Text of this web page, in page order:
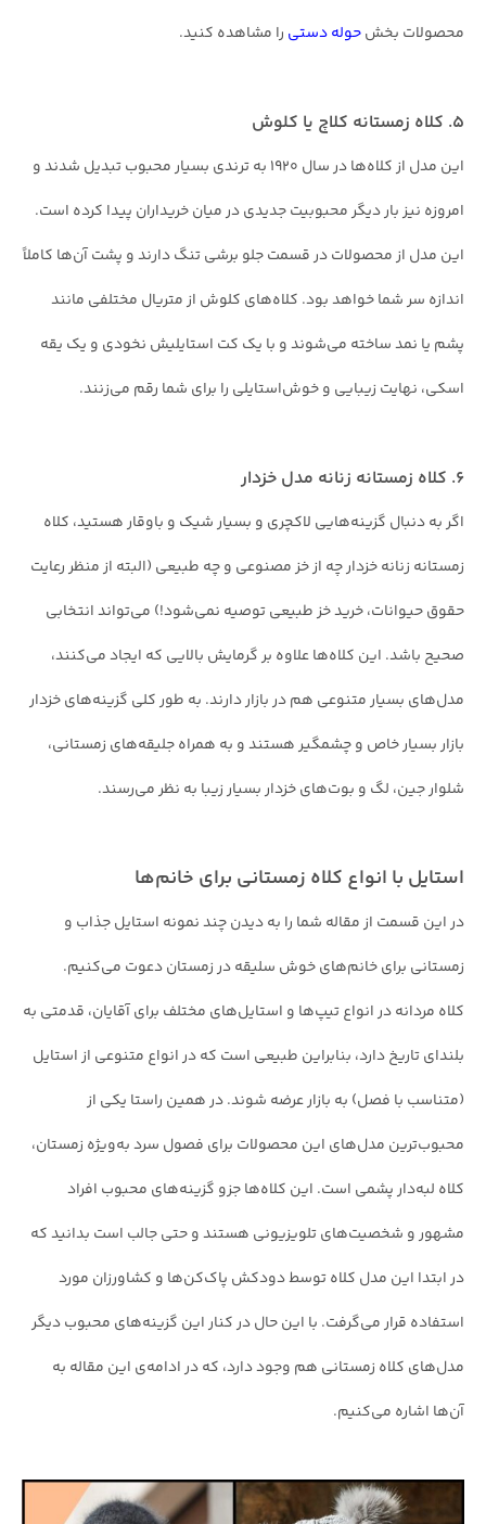
محصولات بخشحوله دستی را مشاهده کنید.
۵. کلاه زمستانه کلاچ یا کلوش
این مدل از کلاه‌ها در سال ۱۹۲۰ به ترندی بسیار محبوب تبدیل شدند و
امروزه نیز بار دیگر محبوبیت جدیدی در میان خریداران پیدا کرده است.
این مدل از محصولات در قسمت جلو برشی تنگ دارند و پشت آن‌ها کاملاً
اندازه سر شما خواهد بود. کلاه‌های کلوش از متریال مختلفی مانند
پشم یا نمد ساخته می‌شوند و با یک کت استایلیش نخودی و یک یقه
اسکی، نهایت زیبایی و خوش‌استایلی را برای شما رقم می‌زنند.
۶. کلاه زمستانه زنانه مدل‌ خزدار
اگر به دنبال گزینه‌هایی لاکچری و بسیار شیک و باوقار هستید، کلاه
زمستانه زنانه خزدار چه از خز مصنوعی و چه طبیعی (البته از منظر رعایت
حقوق حیوانات، خرید خز طبیعی توصیه نمی‌شود!) می‌تواند انتخابی
صحیح باشد. این کلاه‌ها علاوه بر گرمایش بالایی که ایجاد می‌کنند،
مدل‌های بسیار متنوعی هم در بازار دارند. به طور کلی گزینه‌های خزدار
بازار بسیار خاص و چشمگیر هستند و به همراه جلیقه‌های زمستانی،
شلوار جین، لگ و بوت‌های خزدار بسیار زیبا به نظر می‌رسند.
استایل با انواع کلاه زمستانی برای خانم‌ها
در این قسمت از مقاله شما را به دیدن چند نمونه استایل جذاب و
زمستانی برای خانم‌های خوش سلیقه در زمستان دعوت می‌کنیم.
کلاه مردانه در انواع تیپ‌ها و استایل‌های مختلف برای آقایان، قدمتی به
بلندای تاریخ دارد، بنابراین طبیعی است که در انواع متنوعی از استایل
(متناسب با فصل) به بازار عرضه شوند. در همین راستا یکی از
محبوب‌ترین مدل‌های این محصولات برای فصول سرد به‌ویژه زمستان،
کلاه لبه‌دار پشمی است. این کلاه‌ها جزو گزینه‌های محبوب افراد
مشهور و شخصیت‌های تلویزیونی هستند و حتی جالب است بدانید که
در ابتدا این مدل کلاه توسط دودکش پاک‌کن‌ها و کشاورزان مورد
استفاده قرار می‌گرفت. با این حال در کنار این گزینه‌های محبوب دیگر
مدل‌های کلاه زمستانی هم وجود دارد، که در ادامه‌ی این مقاله به
آن‌ها اشاره می‌کنیم.